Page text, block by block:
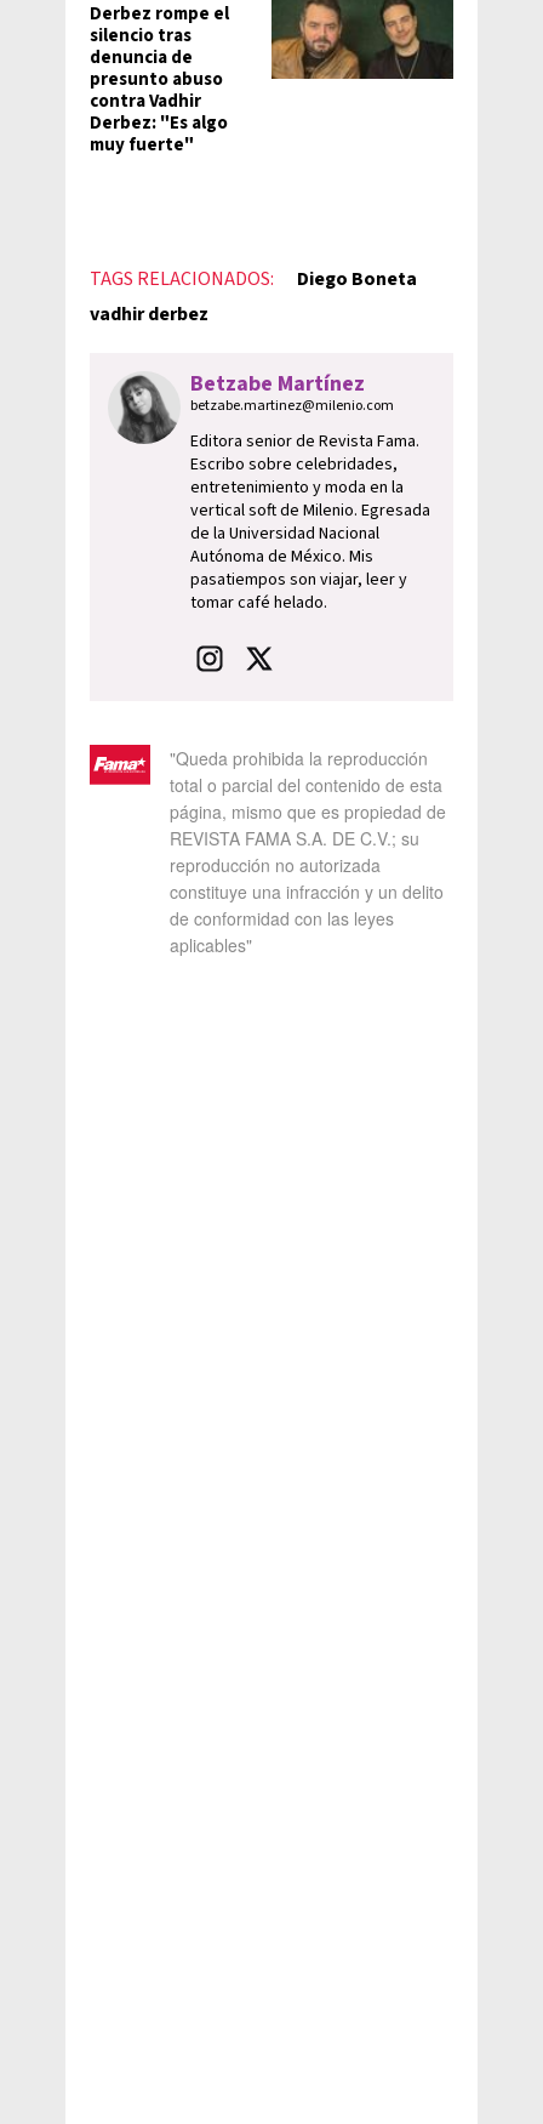
Derbez rompe el
silencio tras
denuncia de
presunto abuso
contra Vadhir
Derbez: "Es algo
muy fuerte"
TAGS RELACIONADOS:
Diego Boneta
vadhir derbez
Betzabe Martínez
betzabe.martinez@milenio.com
Editora senior de Revista Fama.
Escribo sobre celebridades,
entretenimiento y moda en la
vertical soft de Milenio. Egresada
de la Universidad Nacional
Autónoma de México. Mis
pasatiempos son viajar, leer y
tomar café helado.
"Queda prohibida la reproducción
total o parcial del contenido de esta
página, mismo que es propiedad de
REVISTA FAMA S.A. DE C.V.; su
reproducción no autorizada
constituye una infracción y un delito
de conformidad con las leyes
aplicables"